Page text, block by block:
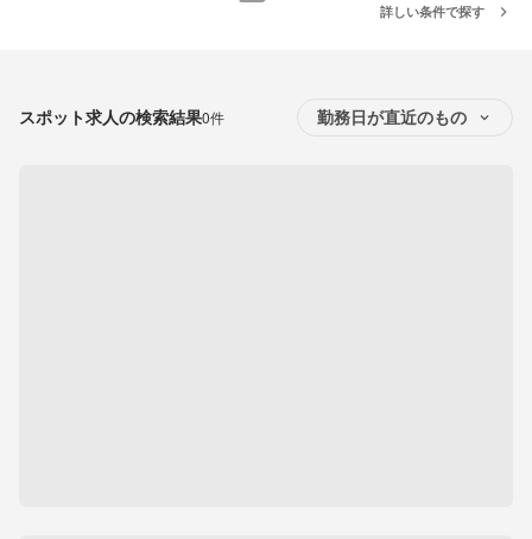
詳しい条件で探す
スポット求人の検索結果0件 勤務日が直近のもの